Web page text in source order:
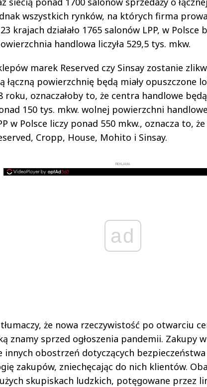
wszystkich rynków, na których firma
krajach działało 1765 salonów LPP, w
handlowa liczyła 529,5 tys. mkw.
marek Reserved czy Sinsay zostanie
łączną powierzchnię będą miały opuszczone
roku, oznaczałoby to, że centra handlowe
150 tys. mkw. wolnej powierzchni
w Polsce liczy ponad 550 mkw., oznacza to,
Cropp, House, Mohito i Sinsay.
REKLAMA
ad
tłumaczy, że nowa rzeczywistość po otwarciu
znamy sprzed ogłoszenia pandemii. Zakupy
innych obostrzeń dotyczących bezpieczeństwa
zakupów, zniechęcając do nich klientów.
skupiskach ludzkich, potęgowane przez